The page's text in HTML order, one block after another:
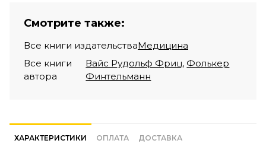
Смотрите также:
Все книги издательстваМедицина
Все книги
автора
Вайс Рудольф Фриц, Фолькер
Финтельманн
ХАРАКТЕРИСТИКИ ОПЛАТА ДОСТАВКА